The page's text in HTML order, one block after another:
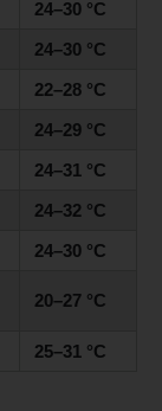
24–30 °C
24–30 °C
22–28 °C
24–29 °C
24–31 °C
24–32 °C
24–30 °C
20–27 °C
25–31 °C